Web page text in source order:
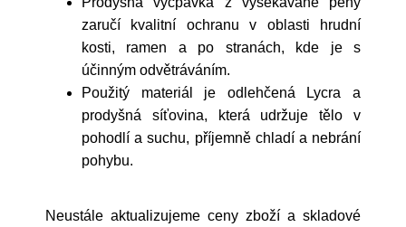
zaručí kvalitní ochranu v oblasti hrudní
kosti, ramen a po stranách, kde je
s
účinným odvětráváním.
Použitý materiál
je odlehčená Lycra a
prodyšná síťovina, která udržuje tělo v
pohodlí a suchu, příjemně chladí a nebrání
pohybu.
Neustále aktualizujeme ceny zboží a skladové